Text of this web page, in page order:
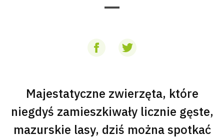
Majestatyczne zwierzęta, które
niegdyś zamieszkiwały licznie gęste,
mazurskie lasy, dziś można spotkać